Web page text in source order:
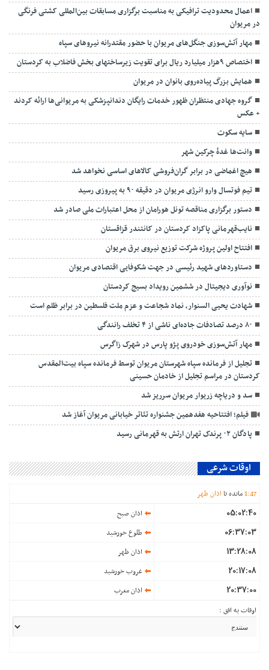
اعمال محدودیت ترافیکی به مناسبت برگزاری مسابقات بین‌المللی کشتی فرنگی
در مریوان
مهار آتش‌سوزی جنگل‌های مریوان با حضور مقتدرانه نیروهای سپاه
اختصاص ۹هزار میلیارد ریال برای تقویت زیرساختهای بخش فاضلاب به کردستان
همایش بزرگ پیاده‌روی بانوان در مریوان
گروه جهادی منتظران ظهور خدمات رایگان دندانپزشکی به مریوانی‌ها ارائه کردند
+ عکس
سایه سکوت
وانت‌ها غدهٔ چرکین شهر
هیچ اغماضی در برابر گران‌فروشی کالاهای اساسی نخواهد شد
تیم فوتسال وارو انرژی مریوان در دقیقه ۹۰ به پیروزی رسید
دستور برگزاری مناقصه تونل هورامان از محل اعتبارات ملی صادر شد
نایب‌قهرمانی پاکزاد کردستان در کانتندر قزاقستان
افتتاح اولین پروژه شرکت توزیع نیروی برق مریوان
دستاوردهای شهید رئیسی در جهت شکوفایی اقتصادی مریوان
نوآوری دیجیتال در ششمین رویداد بسیج کردستان
شهادت یحیی السنوار، نماد شجاعت و عزم ملت فلسطین در برابر ظلم است
۸۰ درصد تصادفات جاده‌ای ناشی از ۴ تخلف رانندگی
مهار آتش‌سوزی خودروی پژو پارس در شهرک زاگرس
تجلیل از فرمانده سپاه شهرستان مریوان توسط فرمانده سپاه بیت‌المقدس
کردستان در مراسم تجلیل از خادمان حسینی
سد و دریاچه زریوار مریوان سرریز شد
فیلم؛ افتتاحيه هفدهمین جشنواره تئاتر خیابانی مریوان آغاز شد
پادگان ۰۲ پرندک تهران ارتش به قهرمانی رسید
اوقات شرعی
1:47 مانده تا اذان ظهر
05:02:40 اذان صبح
06:37:03 طلوع خورشید
13:28:08 اذان ظهر
20:17:08 غروب خورشید
20:37:00
اذان مغرب
اوقات به افق :